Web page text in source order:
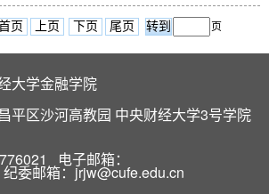
页 上页 下页 尾页 页
大学金融学院
平区沙河高教园 中央财经大学3号学院
电子邮箱：
委邮箱：jrjw@cufe.edu.cn